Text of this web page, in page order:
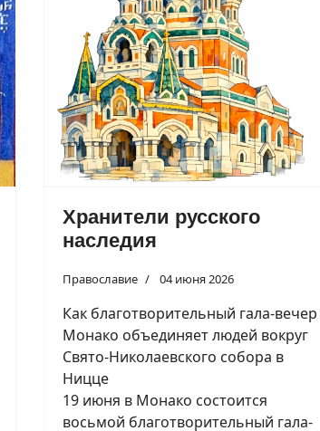
Хранители русского
наследия
Православие 04 июня 2026
Как благотворительный гала-
Монако объединяет людей вокруг
Свято-Николаевского собора в
Ницце
19 июня в Монако состоится
восьмой благотворительный гала-